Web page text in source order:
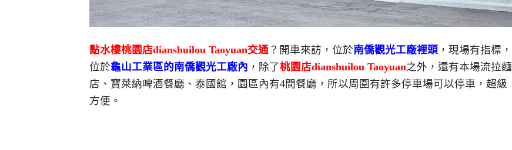
點水樓桃園店dianshuilou Taoyuan交通 ？開車來訪，位於南僑觀光工廠裡頭 ，現場有指標，
位於龜山工業區的南僑觀光工廠內 ，除了桃園店dianshuilou Taoyuan之外，還有本場流拉麵
店、寶萊納啤酒餐廳、泰國館，園區內有4間餐廳，所以周圍有許多停車場可以停車，超級
方便。